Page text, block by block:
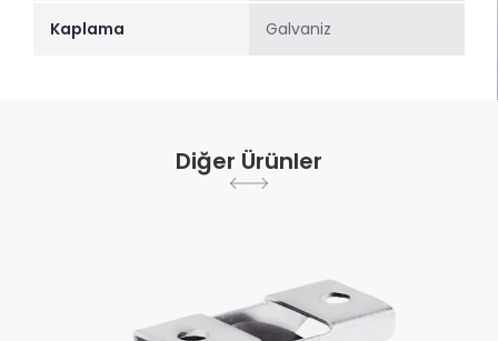
Kaplama Galvaniz
Diğer Ürünler